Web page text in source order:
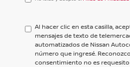
acepto
href='/privacy.aspx'
target='_blank'>Aviso
Al hacer clic en esta casilla,
mensajes de texto de
automatizados de Nissan
número que ingresé.
consentimiento no es